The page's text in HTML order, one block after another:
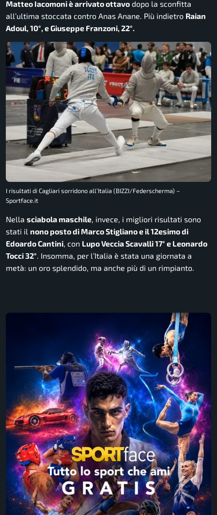
Matteo Iacomoni è arrivato ottavo dopo la sconfitta
all’ultima stoccata contro Anas Anane. Più indietro Raian
Adoul, 10°, e Giuseppe Franzoni, 22°.
I risultati di Cagliari sorridono all’Italia (BIZZI/Federscherma) –
Sportface.it
Nella sciabola maschile, invece, i migliori risultati sono
stati il nono posto di Marco Stigliano e il 12esimo di
Edoardo Cantini, con Lupo Veccia Scavalli 17° e Leonardo
Tocci 32°. Insomma, per l’Italia è stata una giornata a
metà: un oro splendido, ma anche più di un rimpianto.